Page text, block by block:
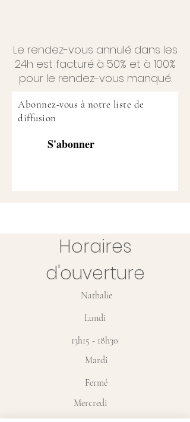
Le rendez-vous annulé dans les
24h est facturé à 50% et à 100%
pour le rendez-vous manqué.
Abonnez-vous à notre liste de
diffusion
S'abonner
Horaires
d'ouverture
Nathalie
Lundi
13h15 - 18h30
Mardi
Fermé
Mercredi